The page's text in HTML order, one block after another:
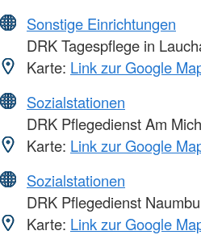
Sonstige Einrichtungen
DRK Tagespflege in
Karte: Link zur Google
Sozialstationen
DRK Pflegedienst Am
Karte: Link zur Google
Sozialstationen
DRK Pflegedienst
Karte: Link zur Google